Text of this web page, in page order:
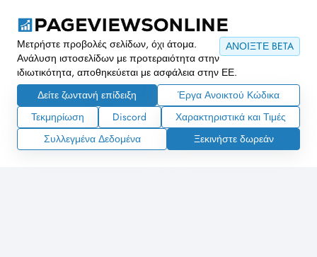
ΑΝΟΙΞΤΕ BETA
Μετρήστε προβολές σελίδων, όχι άτομα.
Ανάλυση ιστοσελίδων με προτεραιότητα στην
ιδιωτικότητα, αποθηκεύεται με ασφάλεια στην ΕΕ.
Δείτε ζωντανή επίδειξη
Έργα Ανοικτού Κώδικα
Τεκμηρίωση
Discord
Χαρακτηριστικά και Τιμές
Συλλεγμένα Δεδομένα
Ξεκινήστε δωρεάν